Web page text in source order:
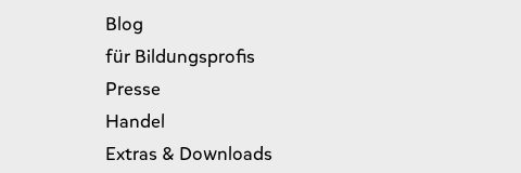
Blog
für Bildungsprofis
Presse
Handel
Extras & Downloads